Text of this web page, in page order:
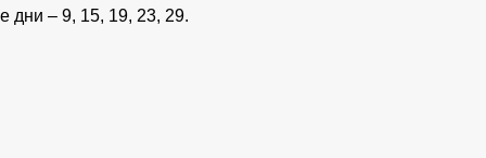
дни – 9, 15, 19, 23, 29.